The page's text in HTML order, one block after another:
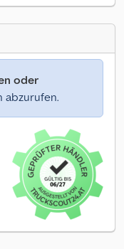
oder
abzurufen.